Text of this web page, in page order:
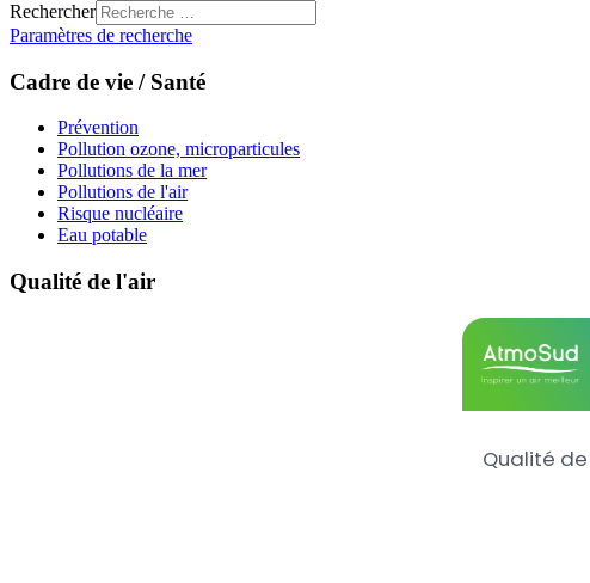
Rechercher
Paramètres de recherche
Cadre de vie / Santé
Prévention
Pollution ozone, microparticules
Pollutions de la mer
Pollutions de l'air
Risque nucléaire
Eau potable
Qualité de l'air